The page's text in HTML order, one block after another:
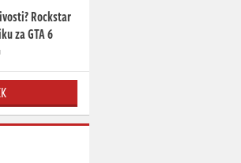
Rockstar
za GTA 6